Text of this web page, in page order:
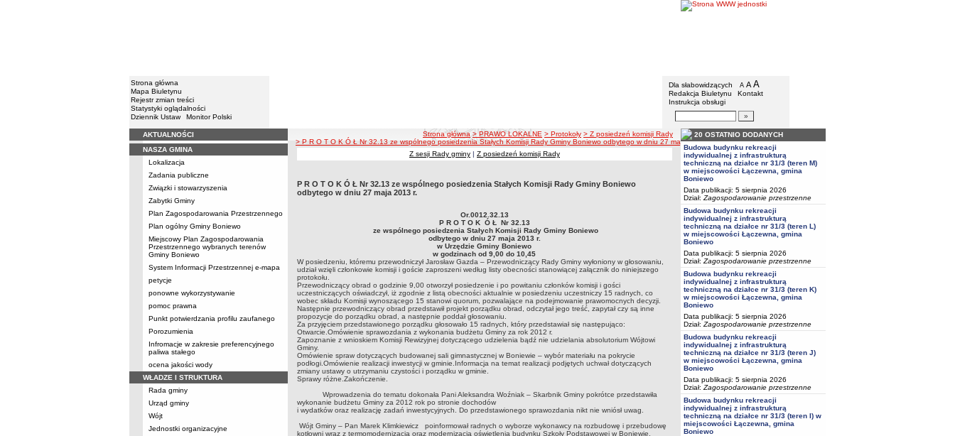
Strona główna
Mapa Biuletynu
Rejestr zmian treści
Statystyki oglądalności
Dziennik Ustaw
Monitor Polski
Urząd Gminy w Boniewie
Menu dodatkowe
Dla słabowidzących A pomniejsz czcionkę
A standardowy rozmiar czcionki
A
Redakcja Biuletynu
Kontakt
Instrukcja obsługi
Wyszukiwarka artykułów
Menu
AKTUALNOŚCI
NASZA GMINA
Lokalizacja
Zadania publiczne
Związki i stowarzyszenia
Zabytki Gminy
Plan Zagospodarowania Przestrzennego
Plan ogólny Gminy Boniewo
Miejscowy Plan Zagospodarowania
Przestrzennego wybranych terenów
Gminy Boniewo
System Informacji Przestrzennej e-mapa
petycje
ponowne wykorzystywanie
pomoc prawna
Punkt potwierdzania profilu zaufanego
Porozumienia
Infromacje w zakresie preferencyjnego
paliwa stałego
ocena jakości wody
WŁADZE I STRUKTURA
Rada gminy
Urząd gminy
Wójt
Jednostki organizacyjne
ścieżka nawigacji
Strona główna > PRAWO LOKALNE > Protokoły > Z posiedzeń komisji Rady
> P R O T O K Ó Ł Nr 32.13 ze wspólnego posiedzenia Stałych Komisji Rady Gminy Boniewo odbytego w dniu 27 maja 2013 r.
Z sesji Rady gminy | Z posiedzeń komisji Rady
P R O T O K Ó Ł Nr 32.13 ze wspólnego posiedzenia Stałych Komisji Rady Gminy Boniewo
odbytego w dniu 27 maja 2013 r.
Or.0012.32.13
P R O T O K Ó Ł Nr 32.13
ze wspólnego posiedzenia Stałych Komisji Rady Gminy Boniewo
odbytego w dniu 27 maja 2013 r.
w Urzędzie Gminy Boniewo
w godzinach od 9,00 do 10,45
W posiedzeniu, któremu przewodniczył Jarosław Gazda – Przewodniczący Rady Gminy wyłoniony w głosowaniu,
udział wzięli członkowie komisji i goście zaproszeni według listy obecności stanowiącej załącznik do niniejszego
protokołu.
Przewodniczący obrad o godzinie 9,00 otworzył posiedzenie i po powitaniu członków komisji i gości
uczestniczących oświadczył, iż zgodnie z listą obecności aktualnie w posiedzeniu uczestniczy 15 radnych, co
wobec składu Komisji wynoszącego 15 stanowi quorum, pozwalające na podejmowanie prawomocnych decyzji.
Następnie przewodniczący obrad przedstawił projekt porządku obrad, odczytał jego treść, zapytał czy są inne
propozycje do porządku obrad, a następnie poddał głosowaniu.
Za przyjęciem przedstawionego porządku głosowało 15 radnych, który przedstawiał się następująco:
Otwarcie.Omówienie sprawozdania z wykonania budżetu Gminy za rok 2012 r.
Zapoznanie z wnioskiem Komisji Rewizyjnej dotyczącego udzielenia bądź nie udzielania absolutorium Wójtowi
Gminy.
Omówienie spraw dotyczących budowanej sali gimnastycznej w Boniewie – wybór materiału na pokrycie
podłogi.Omówienie realizacji inwestycji w gminie.Informacja na temat realizacji podjętych uchwał dotyczących
zmiany ustawy o utrzymaniu czystości i porządku w gminie.
Sprawy różne.Zakończenie.
Wprowadzenia do tematu dokonała Pani Aleksandra Woźniak – Skarbnik Gminy pokrótce przedstawiła
wykonanie budżetu Gminy za 2012 rok po stronie dochodów
i wydatków oraz realizację zadań inwestycyjnych. Do przedstawionego sprawozdania nikt nie wniósł uwag.
Wójt Gminy – Pan Marek Klimkiewicz poinformował radnych o wyborze wykonawcy na rozbudowę i przebudowę
kotłowni wraz z termomodernizacją oraz modernizacją oświetlenia budynku Szkoły Podstawowej w Boniewie.
20 OSTATNIO DODANYCH
Budowa budynku rekreacji
indywidualnej z infrastrukturą
techniczną na działce nr 31/3 (teren M)
w miejscowości Łączewna, gmina
Boniewo
Data publikacji: 5 sierpnia 2026
Dział: Zagospodarowanie przestrzenne
Budowa budynku rekreacji
indywidualnej z infrastrukturą
techniczną na działce nr 31/3 (teren L)
w miejscowości Łączewna, gmina
Boniewo
Data publikacji: 5 sierpnia 2026
Dział: Zagospodarowanie przestrzenne
Budowa budynku rekreacji
indywidualnej z infrastrukturą
techniczną na działce nr 31/3 (teren K)
w miejscowości Łączewna, gmina
Boniewo
Data publikacji: 5 sierpnia 2026
Dział: Zagospodarowanie przestrzenne
Budowa budynku rekreacji
indywidualnej z infrastrukturą
techniczną na działce nr 31/3 (teren J)
w miejscowości Łączewna, gmina
Boniewo
Data publikacji: 5 sierpnia 2026
Dział: Zagospodarowanie przestrzenne
Budowa budynku rekreacji
indywidualnej z infrastrukturą
techniczną na działce nr 31/3 (teren I) w
miejscowości Łączewna, gmina
Boniewo